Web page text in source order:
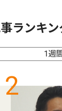
ランキン
1週
2